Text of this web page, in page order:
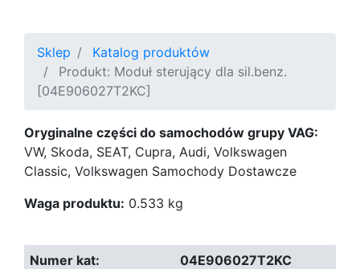
Sklep
Katalog produktów
Produkt: Moduł sterujący dla sil.benz.
[04E906027T2KC]
Oryginalne części do samochodów grupy VAG:
VW, Skoda, SEAT, Cupra, Audi, Volkswagen
Classic, Volkswagen Samochody Dostawcze
Waga produktu: 0.533 kg
04E906027T2KC